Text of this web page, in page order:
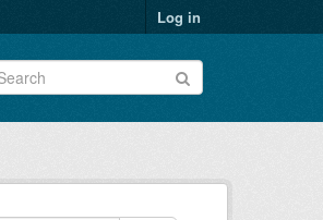
Log in